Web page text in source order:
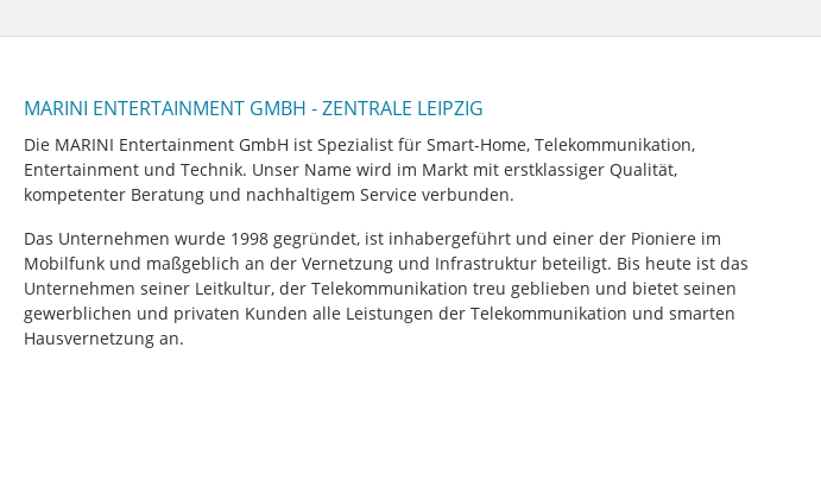
MARINI ENTERTAINMENT GMBH - ZENTRALE LEIPZIG
Die MARINI Entertainment GmbH ist Spezialist für Smart-Home, Telekommunikation,
Entertainment und Technik. Unser Name wird im Markt mit erstklassiger Qualität,
kompetenter Beratung und nachhaltigem Service verbunden.
Das Unternehmen wurde 1998 gegründet, ist inhabergeführt und einer der Pioniere im
Mobilfunk und maßgeblich an der Vernetzung und Infrastruktur beteiligt. Bis heute ist das
Unternehmen seiner Leitkultur, der Telekommunikation treu geblieben und bietet seinen
gewerblichen und privaten Kunden alle Leistungen der Telekommunikation und smarten
Hausvernetzung an.